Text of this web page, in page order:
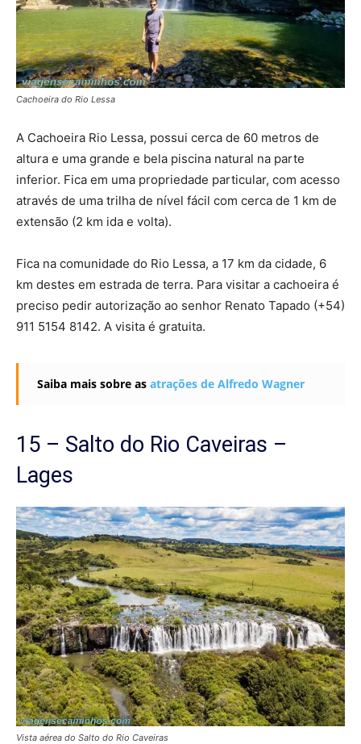
Cachoeira do Rio Lessa
A Cachoeira Rio Lessa, possui cerca de 60 metros de
altura e uma grande e bela piscina natural na parte
inferior. Fica em uma propriedade particular, com acesso
através de uma trilha de nível fácil com cerca de 1 km de
extensão (2 km ida e volta).
Fica na comunidade do Rio Lessa, a 17 km da cidade, 6
km destes em estrada de terra. Para visitar a cachoeira é
preciso pedir autorização ao senhor Renato Tapado (+54)
911 5154 8142. A visita é gratuita.
Saiba mais sobre as atrações de Alfredo Wagner
15 – Salto do Rio Caveiras –
Lages
Vista aérea do Salto do Rio Caveiras